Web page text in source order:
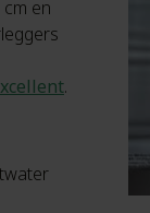
en
.